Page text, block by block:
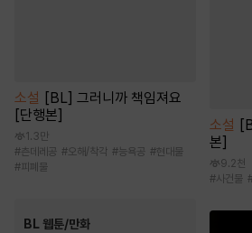
소설
[BL] 그러니까 책임져요
[단행본]
1.3만
#츤데레공 #오해/착각 #능욕공 #현대물
#피폐물
BL 웹툰/만화
소설
본]
9.2천
#사건물